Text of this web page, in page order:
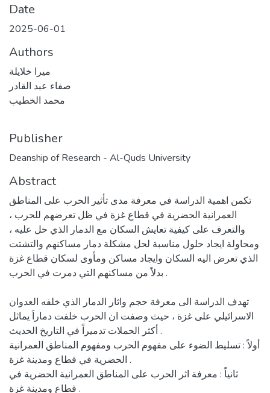
Date
2025-06-01
Authors
ميرا خلايلة
صفاء عبد القادر
محمد الخطيب
Publisher
Deanship of Research - Al-Quds University
Abstract
تكمن اهمية الدراسة في معرفة مدى تأثير الحرب على المناطق
العمرانية الحضرية في قطاع غزة في ظل تعرضهم للحرب ،
والتعرف على كيفية تعايش السكان مع الدمار الذي حل عليه ،
ومحاولة ايجاد حلول مناسبة لحل مشكلة دمار مساكنهم والتشتت
الذي تعرض اليه السكان وايجاد مساكن ومأوى لسكان قطاع غزة
بدلاً من مساكنهم التي دمرت في الحرب .
تهدف الدراسة الى معرفة حجم واثار الدمار الذي خلفه العدوان
الاسرائيلي على غزة ، حيث وصفت ان الحرب خلفت دماراَ يماثل
أكثر الحملات تدميراً في التاريخ الحديث .
أولاً : تسليط الضوء على مفهوم الحرب ومفهوم المناطق العمرانية
الحضرية في قطاع ومدينة غزة .
ثانياً : معرفة اثر الحرب على المناطق العمرانية الحضرية في
قطاع ومدينة غزة .